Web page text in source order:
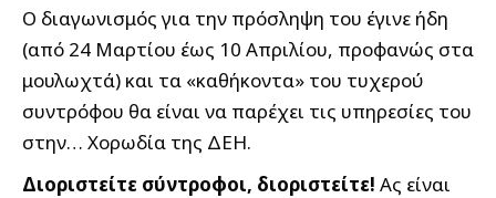
Ο διαγωνισμός για την πρόσληψη του έγινε ήδη
(από 24 Μαρτίου έως 10 Απριλίου, προφανώς στα
μουλωχτά) και τα «καθήκοντα» του τυχερού
συντρόφου θα είναι να παρέχει τις υπηρεσίες του
στην… Χορωδία της ΔΕΗ.
Διοριστείτε σύντροφοι, διοριστείτε! Ας είναι